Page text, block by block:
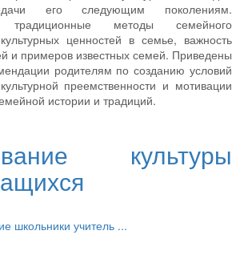
его следующим поколениям.
традиционные методы семейного
ценностей в семье, важность
и примеров известных семей. Приведены
родителям по созданию условий
преемственности и мотивации
истории и традиций.
культуры
школьники учитель ...